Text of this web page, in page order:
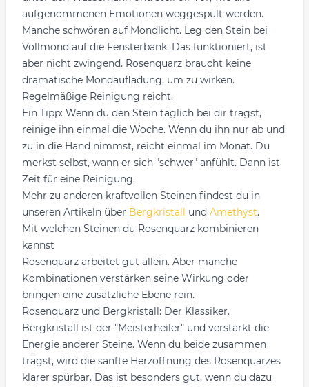
aufgenommenen Emotionen weggespült werden.
Manche schwören auf Mondlicht. Leg den Stein bei
Vollmond auf die Fensterbank. Das funktioniert, ist
aber nicht zwingend. Rosenquarz braucht keine
dramatische Mondaufladung, um zu wirken.
Regelmäßige Reinigung reicht.
Ein Tipp: Wenn du den Stein täglich bei dir trägst,
reinige ihn einmal die Woche. Wenn du ihn nur ab und
zu in die Hand nimmst, reicht einmal im Monat. Du
merkst selbst, wann er sich "schwer" anfühlt. Dann ist
Zeit für eine Reinigung.
Mehr zu anderen kraftvollen Steinen findest du in
unseren Artikeln über Bergkristall und Amethyst.
Mit welchen Steinen du Rosenquarz kombinieren
kannst
Rosenquarz arbeitet gut allein. Aber manche
Kombinationen verstärken seine Wirkung oder
bringen eine zusätzliche Ebene rein.
Rosenquarz und Bergkristall: Der Klassiker.
Bergkristall ist der "Meisterheiler" und verstärkt die
Energie anderer Steine. Wenn du beide zusammen
trägst, wird die sanfte Herzöffnung des Rosenquarzes
klarer spürbar. Das ist besonders gut, wenn du dazu